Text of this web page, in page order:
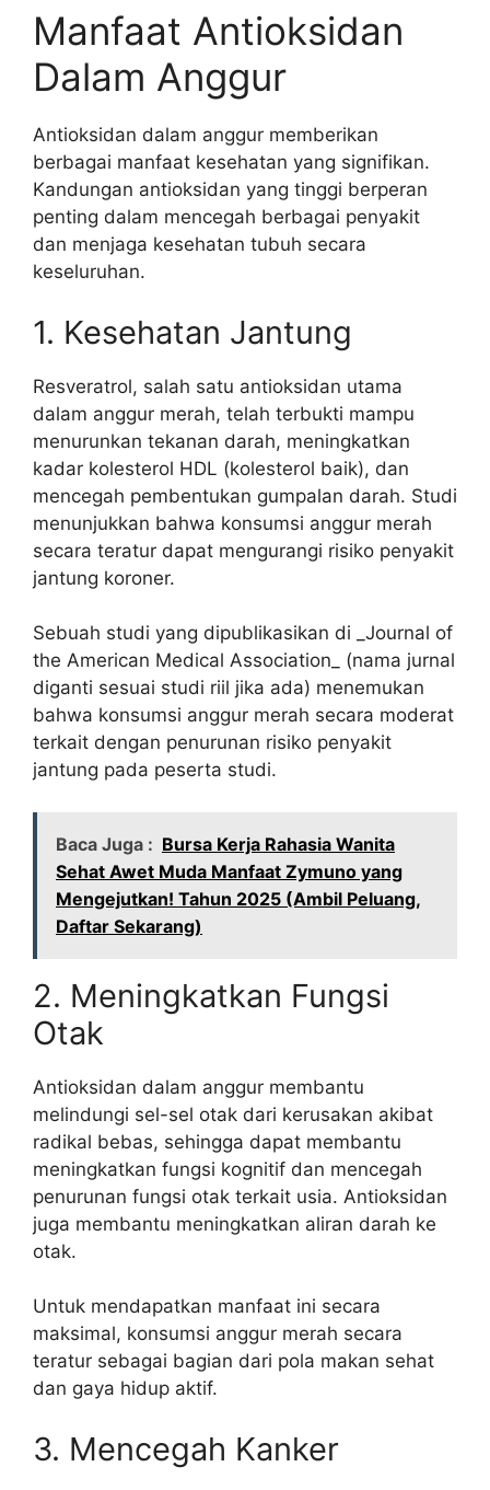
Manfaat Antioksidan
Dalam Anggur
Antioksidan dalam anggur memberikan
berbagai manfaat kesehatan yang signifikan.
Kandungan antioksidan yang tinggi berperan
penting dalam mencegah berbagai penyakit
dan menjaga kesehatan tubuh secara
keseluruhan.
1. Kesehatan Jantung
Resveratrol, salah satu antioksidan utama
dalam anggur merah, telah terbukti mampu
menurunkan tekanan darah, meningkatkan
kadar kolesterol HDL (kolesterol baik), dan
mencegah pembentukan gumpalan darah. Studi
menunjukkan bahwa konsumsi anggur merah
secara teratur dapat mengurangi risiko penyakit
jantung koroner.
Sebuah studi yang dipublikasikan di _Journal of
the American Medical Association_ (nama jurnal
diganti sesuai studi riil jika ada) menemukan
bahwa konsumsi anggur merah secara moderat
terkait dengan penurunan risiko penyakit
jantung pada peserta studi.
Baca Juga : Bursa Kerja Rahasia Wanita
Sehat Awet Muda Manfaat Zymuno yang
Mengejutkan! Tahun 2025 (Ambil Peluang,
Daftar Sekarang)
2. Meningkatkan Fungsi
Otak
Antioksidan dalam anggur membantu
melindungi sel-sel otak dari kerusakan akibat
radikal bebas, sehingga dapat membantu
meningkatkan fungsi kognitif dan mencegah
penurunan fungsi otak terkait usia. Antioksidan
juga membantu meningkatkan aliran darah ke
otak.
Untuk mendapatkan manfaat ini secara
maksimal, konsumsi anggur merah secara
teratur sebagai bagian dari pola makan sehat
dan gaya hidup aktif.
3. Mencegah Kanker